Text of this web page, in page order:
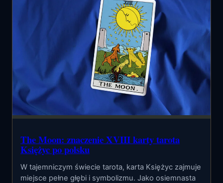
The Moon: znaczenie XVIII karty tarota
Księżyc po polsku
W tajemniczym świecie tarota, karta Księżyc zajmuje
miejsce pełne głębi i symbolizmu. Jako osiemnasta